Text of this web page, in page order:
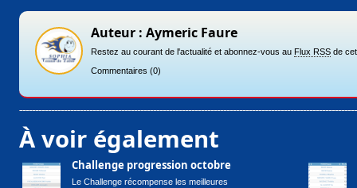
Auteur : Aymeric Faure
Restez au courant de l'actualité et abonnez-vous auFlux RSS de
Commentaires (0)
À voir également
Challenge progression octobre
Le Challenge récompense les meilleures